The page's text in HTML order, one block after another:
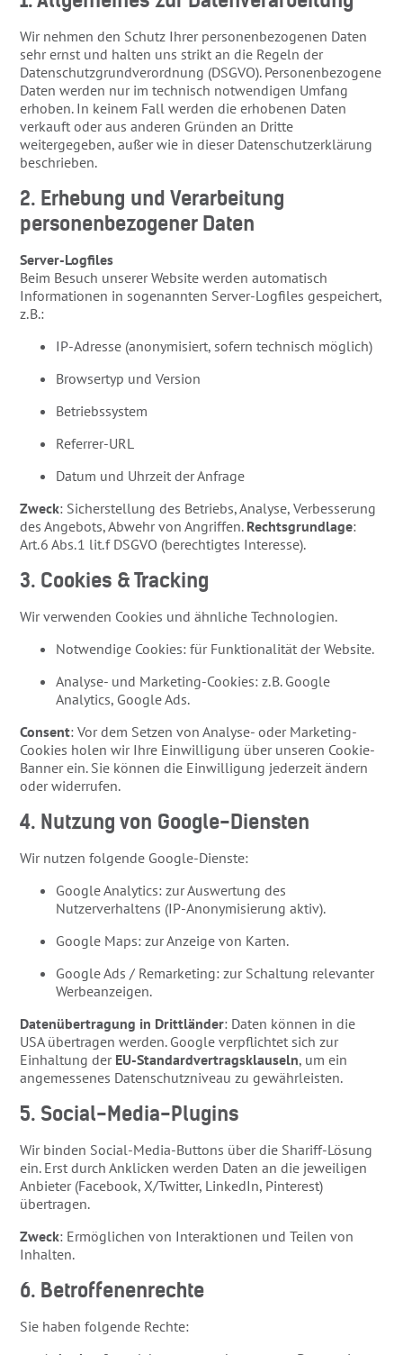
Wir nehmen den Schutz Ihrer personenbezogenen Daten
sehr ernst und halten uns strikt an die Regeln der
Datenschutzgrundverordnung (DSGVO). Personenbezogene
Daten werden nur im technisch notwendigen Umfang
erhoben. In keinem Fall werden die erhobenen Daten
verkauft oder aus anderen Gründen an Dritte
weitergegeben, außer wie in dieser Datenschutzerklärung
beschrieben.
2. Erhebung und Verarbeitung
personenbezogener Daten
Server-Logfiles
Beim Besuch unserer Website werden automatisch
Informationen in sogenannten Server-Logfiles gespeichert,
z. B.:
IP-Adresse (anonymisiert, sofern technisch möglich)
Browsertyp und Version
Betriebssystem
Referrer-URL
Datum und Uhrzeit der Anfrage
Zweck: Sicherstellung des Betriebs, Analyse, Verbesserung
des Angebots, Abwehr von Angriffen. Rechtsgrundlage:
Art. 6 Abs. 1 lit. f DSGVO (berechtigtes Interesse).
3. Cookies & Tracking
Wir verwenden Cookies und ähnliche Technologien.
Notwendige Cookies: für Funktionalität der Website.
Analyse- und Marketing-Cookies: z. B. Google
Analytics, Google Ads.
Consent: Vor dem Setzen von Analyse- oder Marketing-
Cookies holen wir Ihre Einwilligung über unseren Cookie-
Banner ein. Sie können die Einwilligung jederzeit ändern
oder widerrufen.
4. Nutzung von Google-Diensten
Wir nutzen folgende Google-Dienste:
Google Analytics: zur Auswertung des
Nutzerverhaltens (IP-Anonymisierung aktiv).
Google Maps: zur Anzeige von Karten.
Google Ads / Remarketing: zur Schaltung relevanter
Werbeanzeigen.
Datenübertragung in Drittländer: Daten können in die
USA übertragen werden. Google verpflichtet sich zur
Einhaltung der EU-Standardvertragsklauseln, um ein
angemessenes Datenschutzniveau zu gewährleisten.
5. Social-Media-Plugins
Wir binden Social-Media-Buttons über die Shariff-Lösung
ein. Erst durch Anklicken werden Daten an die jeweiligen
Anbieter (Facebook, X/Twitter, LinkedIn, Pinterest)
übertragen.
Zweck: Ermöglichen von Interaktionen und Teilen von
Inhalten.
6. Betroffenenrechte
Sie haben folgende Rechte: